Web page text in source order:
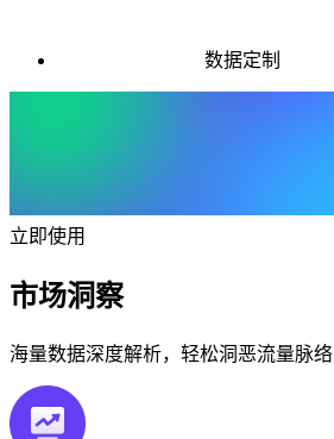
数据定制
立即使用
市场洞察
海量数据深度解析，轻松洞恶流量脉络